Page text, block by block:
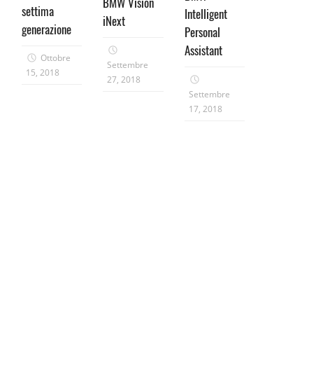
settima
generazione
Ottobre
15, 2018
iNext
Settembre
27, 2018
Intelligent
Personal
Assistant
Settembre
17, 2018